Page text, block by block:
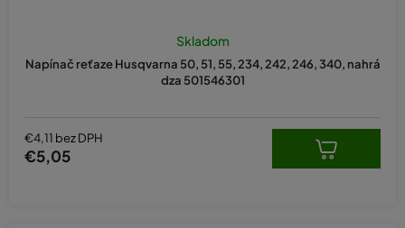
Napínač reťaze Husqvarna 50, 51, 55, 234, 242, 246, 340, nahrá
dza 501546301
Skladom
€4,11 bez DPH
€5,05